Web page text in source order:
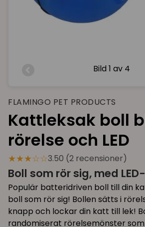
Bild 1 av 4
FLAMINGO PET PRODUCTS
Kattleksak boll
rörelse och LED
★★★☆☆3.50 (2 recensioner)
Boll som rör sig, med
Populär batteridriven boll till din
boll som rör sig! Bollen sätts i
knapp och lockar din katt till lek!
randomiserat rörelsemönster